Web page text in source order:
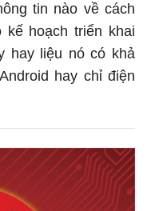
tin nào về cách
hoạch triển khai
hay liệu nó có khả
hay chỉ điện